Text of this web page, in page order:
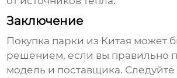
Заключение
Покупка парки из Китая может
решением, если вы правильно
модель и поставщика.